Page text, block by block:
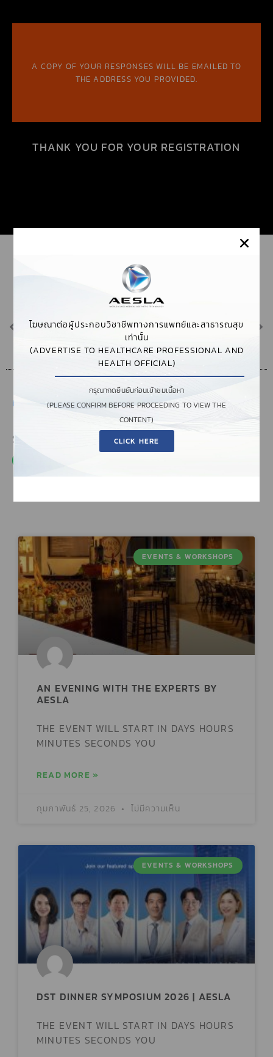
A COPY OF YOUR RESPONSES WILL BE EMAILED TO
THE ADDRESS YOU PROVIDED.
THANK YOU FOR YOUR REGISTRATION
PREVIOUS
PICOSURE CONFERENCE 2023
NEXT
มิถุนายน 15, 2023 ,3:05 PM ,EVENTS & WORKSHOPS
SHARE THIS POST
EVENTS & WORKSHOPS
AN EVENING WITH THE EXPERTS BY
AESLA
THE EVENT WILL START IN DAYS HOURS
MINUTES SECONDS YOU
READ MORE »
กุมภาพันธ์ 25, 2026 ไม่มีความเห็น
EVENTS & WORKSHOPS
DST DINNER SYMPOSIUM 2026 | AESLA
THE EVENT WILL START IN DAYS HOURS
MINUTES SECONDS YOU
โฆษณาต่อผู้ประกอบวิชาชีพทางการแพทย์และสาธารณสุข
เท่านั้น
(ADVERTISE TO HEALTHCARE PROFESSIONAL AND
HEALTH OFFICIAL)
กรุณากดยืนยันก่อนเข้าชมเนื้อหา
(PLEASE CONFIRM BEFORE PROCEEDING TO VIEW THE
CONTENT)
CLICK HERE